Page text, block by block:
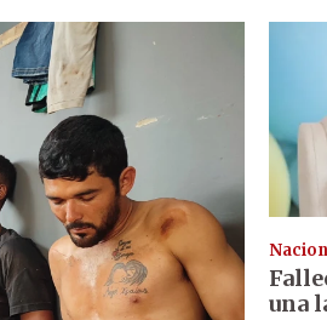
una